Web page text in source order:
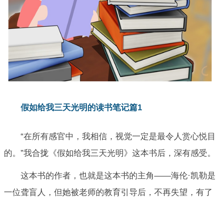
假如给我三天光明的读书笔记篇1
“在所有感官中，我相信，视觉一定是最令人赏心悦目
的。”我合拢《假如给我三天光明》这本书后，深有感受。
这本书的作者，也就是这本书的主角——海伦·凯勒是
一位聋盲人，但她被老师的教育引导后，不再失望，有了